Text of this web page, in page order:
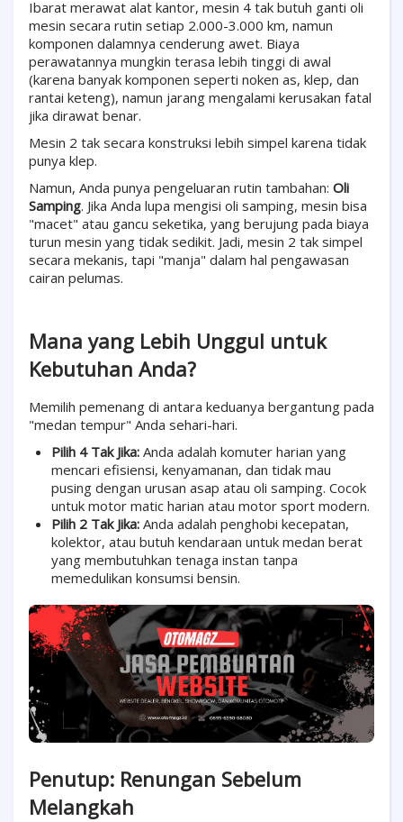
Ibarat merawat alat kantor, mesin 4 tak butuh ganti oli
mesin secara rutin setiap 2.000-3.000 km, namun
komponen dalamnya cenderung awet. Biaya
perawatannya mungkin terasa lebih tinggi di awal
(karena banyak komponen seperti noken as, klep, dan
rantai keteng), namun jarang mengalami kerusakan fatal
jika dirawat benar.
Mesin 2 tak secara konstruksi lebih simpel karena tidak
punya klep.
Namun, Anda punya pengeluaran rutin tambahan: Oli
Samping. Jika Anda lupa mengisi oli samping, mesin bisa
"macet" atau gancu seketika, yang berujung pada biaya
turun mesin yang tidak sedikit. Jadi, mesin 2 tak simpel
secara mekanis, tapi "manja" dalam hal pengawasan
cairan pelumas.
Mana yang Lebih Unggul untuk
Kebutuhan Anda?
Memilih pemenang di antara keduanya bergantung pada
"medan tempur" Anda sehari-hari.
Pilih 4 Tak Jika: Anda adalah komuter harian yang
mencari efisiensi, kenyamanan, dan tidak mau
pusing dengan urusan asap atau oli samping. Cocok
untuk motor matic harian atau motor sport modern.
Pilih 2 Tak Jika: Anda adalah penghobi kecepatan,
kolektor, atau butuh kendaraan untuk medan berat
yang membutuhkan tenaga instan tanpa
memedulikan konsumsi bensin.
Penutup: Renungan Sebelum
Melangkah